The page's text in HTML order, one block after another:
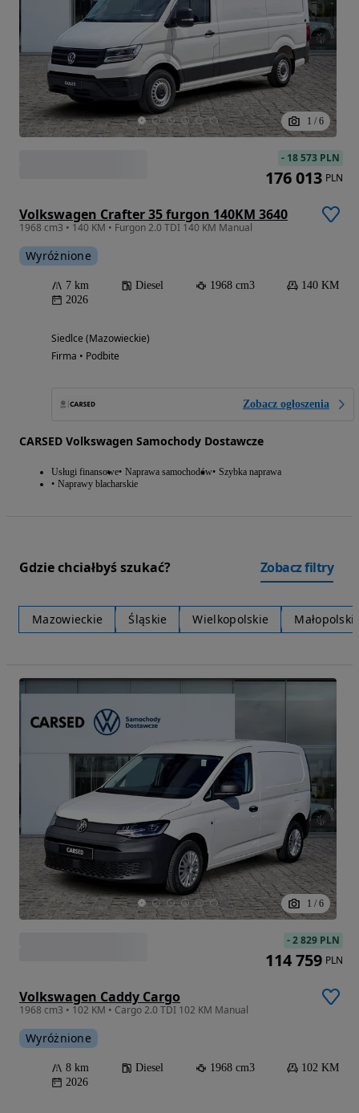
1 / 6
Volkswagen Crafter 35 furgon 140KM 3640
1968 cm3 • 140 KM • Furgon 2.0 TDI 140 KM Manual
Wyróżnione
7 km Diesel 1968 cm3
140 KM
2026
Siedlce (Mazowieckie)
Firma • Podbite
Zobacz ogłoszenia
CARSED Volkswagen Samochody Dostawcze
Usługi finansowe Naprawa samochodów Szybka naprawa
Naprawy blacharskie
- 18 573 PLN
176 013 PLN
Gdzie chciałbyś szukać? Zobacz filtry
Mazowieckie Śląskie Wielkopolskie
1 / 6
Volkswagen Caddy Cargo
1968 cm3 • 102 KM • Cargo 2.0 TDI 102 KM Manual
Wyróżnione
8 km Diesel 1968 cm3
102 KM
2026
-2 829 PLN
114 759 PLN